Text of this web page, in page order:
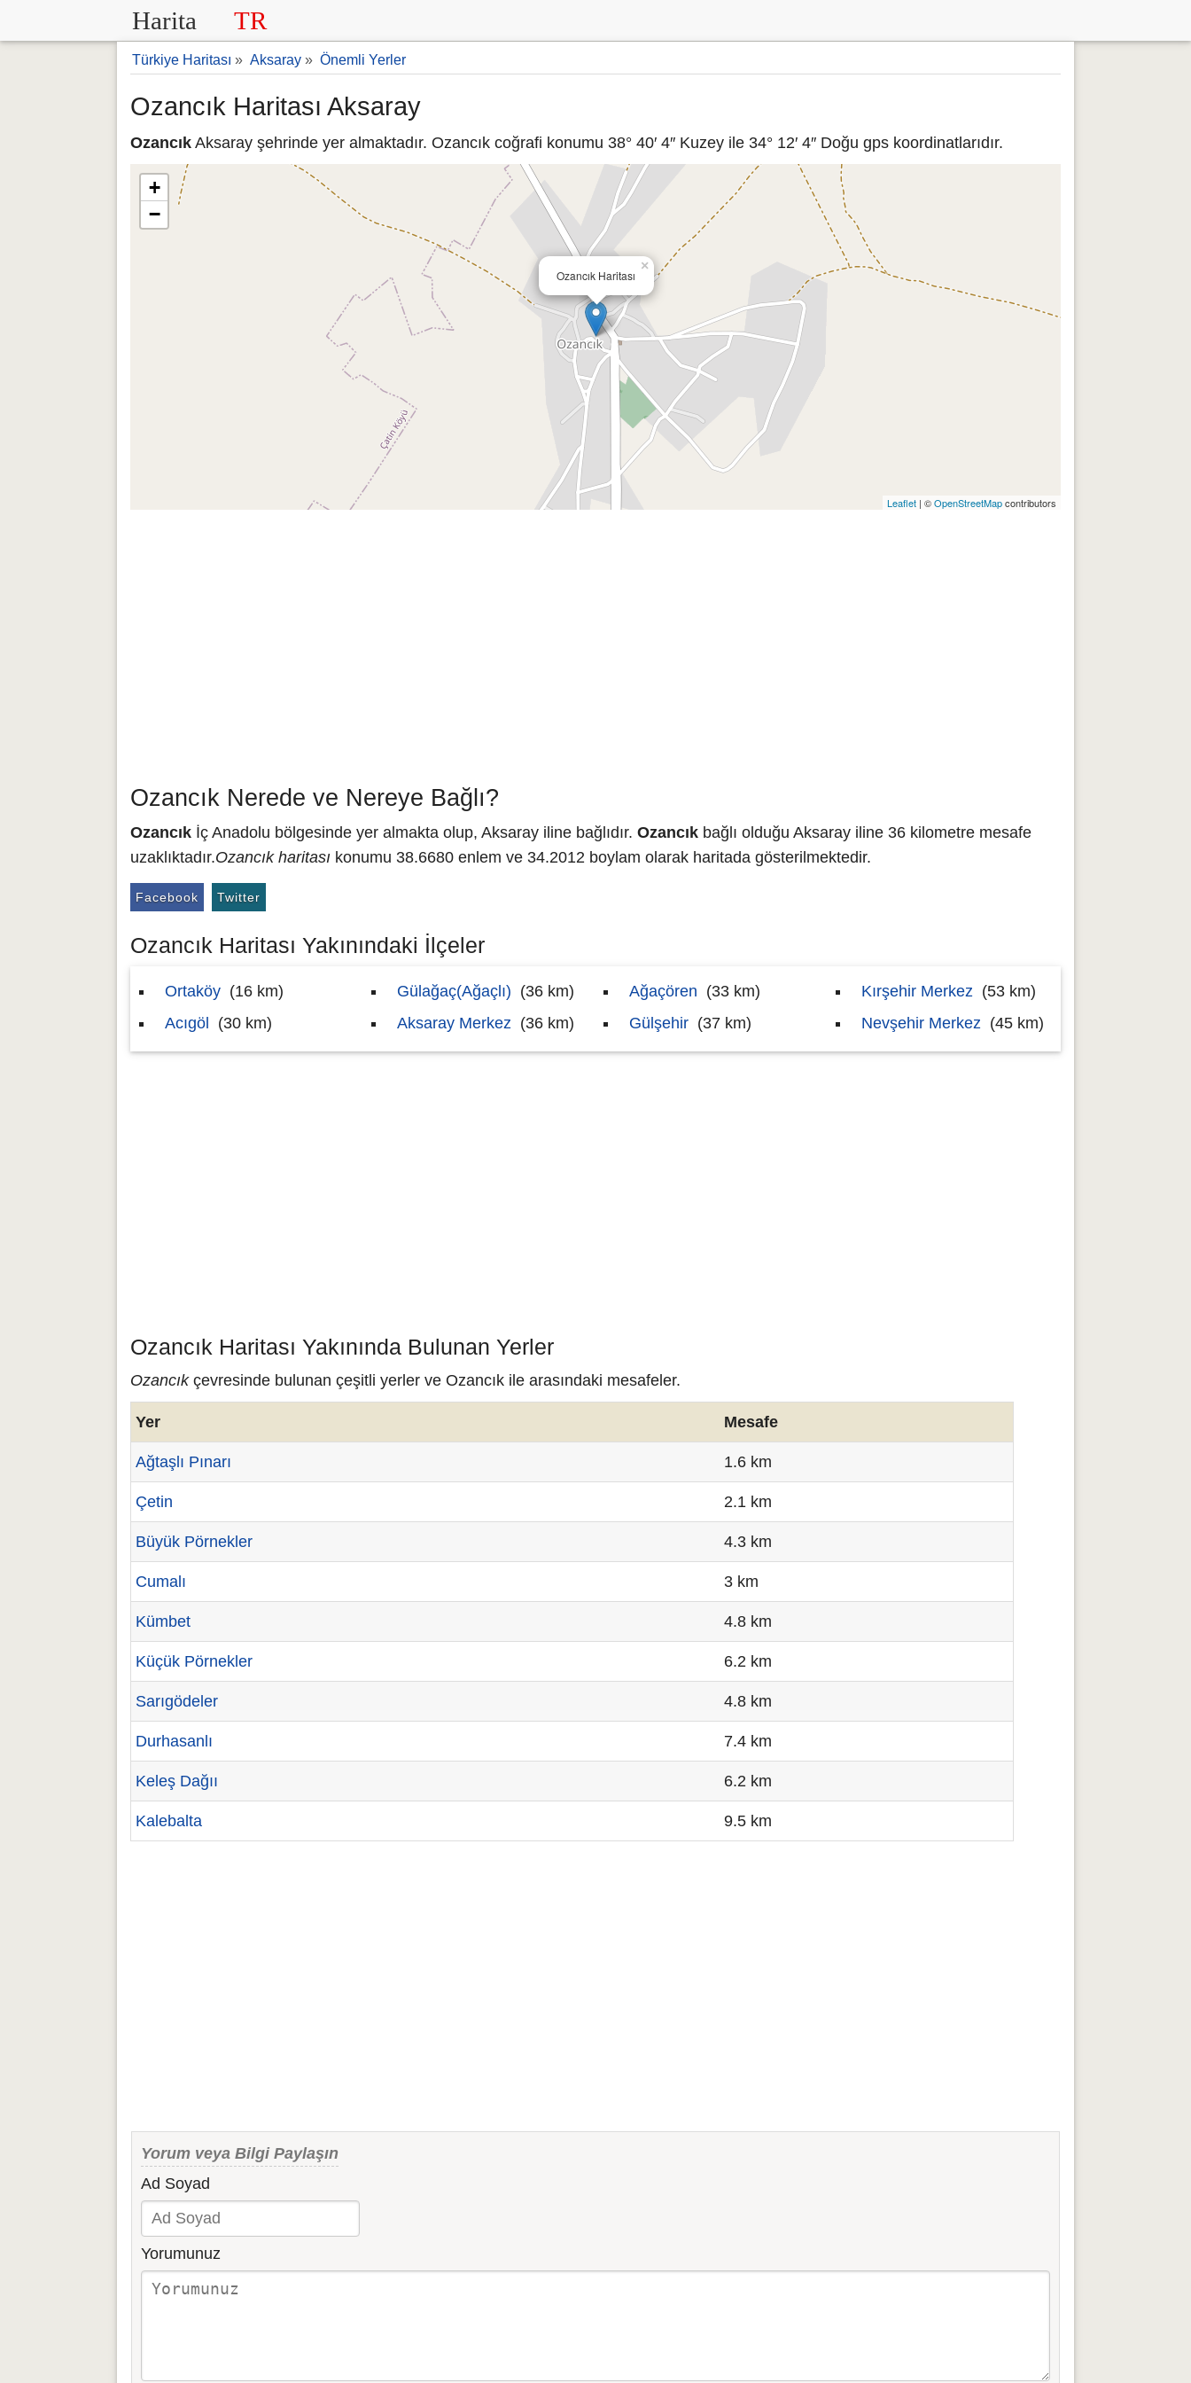
Harita TR
Türkiye Haritası » Aksaray » Önemli Yerler
Ozancık Haritası Aksaray
Ozancık Aksaray şehrinde yer almaktadır. Ozancık coğrafi konumu 38° 40′ 4″ Kuzey ile 34° 12′ 4″ Doğu gps koordinatlarıdır.
Ozancık Haritası
×
+
−
Leaflet | ©OpenStreetMapcontributors
Ozancık Nerede ve Nereye Bağlı?
Ozancık İç Anadolu bölgesinde yer almakta olup, Aksaray iline bağlıdır. Ozancık bağlı olduğu Aksaray iline 36 kilometre mesafe
uzaklıktadır.Ozancık haritası konumu 38.6680 enlem ve 34.2012 boylam olarak haritada gösterilmektedir.
Facebook Twitter
Ozancık Haritası Yakınındaki İlçeler
Ortaköy (16 km)
Acıgöl
(30 km)
Gülağaç(Ağaçlı) (36 km)
Aksaray Merkez (36 km)
Ağaçören (33 km)
Gülşehir (37 km)
Kırşehir Merkez (53 km)
Nevşehir Merkez (45 km)
Ozancık Haritası Yakınında Bulunan Yerler
Ozancıkçevresinde bulunan çeşitli yerler ve Ozancık ile arasındaki mesafeler.
Yer Mesafe
Ağtaşlı Pınarı 1.6 km
Çetin 2.1 km
Büyük Pörnekler 4.3 km
Cumalı 3 km
Kümbet 4.8 km
Küçük Pörnekler 6.2 km
Sarıgödeler 4.8 km
Durhasanlı 7.4 km
Keleş Dağıı 6.2 km
Kalebalta 9.5 km
Yorum veya Bilgi Paylaşın
Ad Soyad
Yorumunuz